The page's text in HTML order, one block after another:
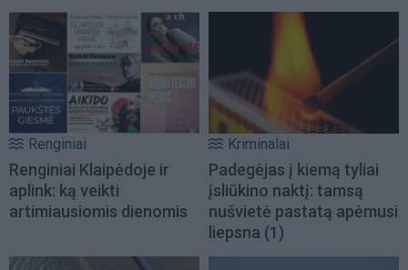
Renginiai
Renginiai Klaipėdoje ir
aplink: ką veikti
artimiausiomis dienomis
Kriminalai
Padegėjas į kiemą tyliai
įsliūkino naktį: tamsą
nušvietė pastatą apėmusi
liepsna (1)